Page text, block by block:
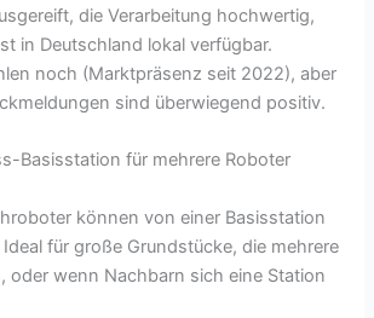
die Verarbeitung hochwertig,
in Deutschland lokal verfügbar.
noch (Marktpräsenz seit 2022), aber
sind überwiegend positiv.
Basisstation für mehrere Roboter
können von einer Basisstation
für große Grundstücke, die mehrere
oder wenn Nachbarn sich eine Station